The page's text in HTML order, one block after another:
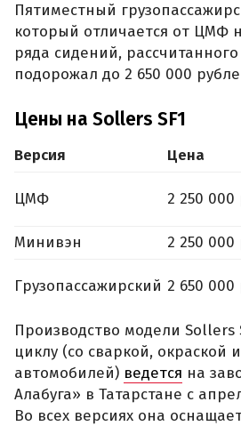
Пятиместный
который отличается от ЦМФ
ряда сидений,
подорожал до 2 650 000
Цены на Sollers SF1
Версия Цена
ЦМФ 2 250 000
Минивэн
2 250 000
Грузопассажирский 2 650 000
Производство модели Sollers
циклу (со сваркой, окраской
автомобилей) ведется на
Алабуга» в Татарстане с
Во всех версиях она